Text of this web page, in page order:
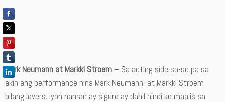
Mark Neumann at Markki Stroem – Sa acting side so-so pa sa
akin ang performance nina Mark Neumann at Markki Stroem
bilang lovers. Iyon naman ay siguro ay dahil hindi ko maalis sa